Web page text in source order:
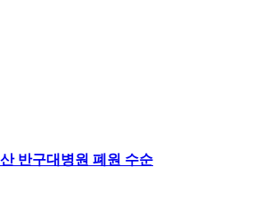
반구대병원 폐원 수순